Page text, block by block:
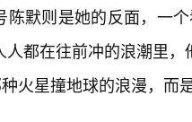
陈默则是她的反面，一
人都在往前冲的浪潮里
火星撞地球的浪漫，而